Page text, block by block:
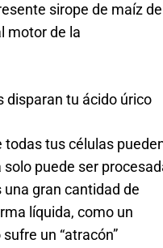
sirope de maíz de
motor de la
disparan tu ácido úrico
todas tus células
puede ser
gran cantidad de
líquida, como un
un “atracón”